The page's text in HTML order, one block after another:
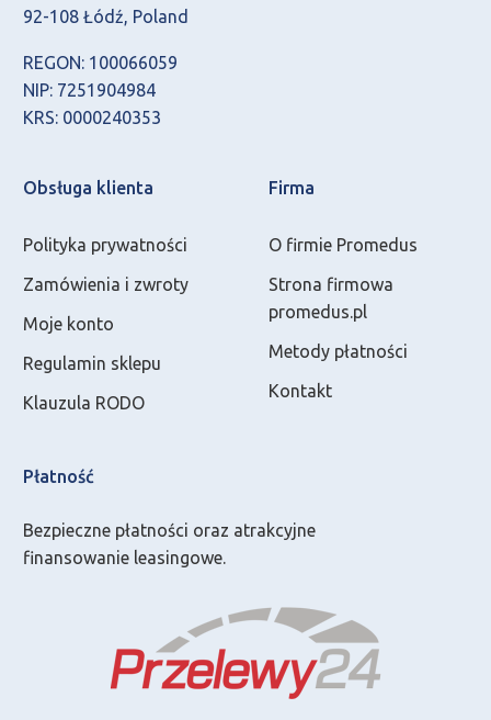
92-108 Łódź, Poland
REGON: 100066059
NIP: 7251904984
KRS: 0000240353
Obsługa klienta
Polityka prywatności
Zamówienia i zwroty
Moje konto
Regulamin sklepu
Klauzula RODO
Firma
O firmie Promedus
Strona firmowa
promedus.pl
Metody płatności
Kontakt
Płatność
Bezpieczne płatności oraz atrakcyjne
finansowanie leasingowe.